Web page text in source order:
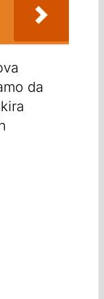
da